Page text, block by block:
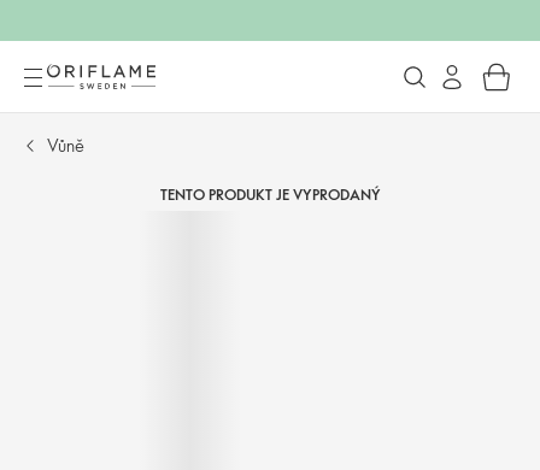
Vůně
TENTO PRODUKT JE VYPRODANÝ